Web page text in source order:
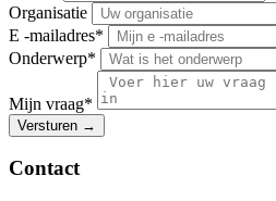
Organisatie
E -mailadres*
Onderwerp*
Mijn vraag*
Versturen →
Contact